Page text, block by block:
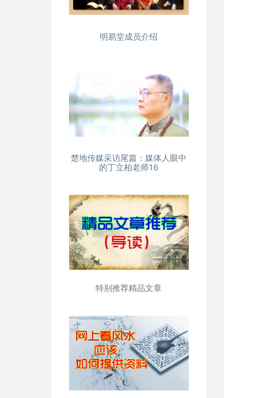
明易堂成员介绍
楚地传媒采访尾篇：媒体人眼中
的丁立柏老师16
特别推荐精品文章